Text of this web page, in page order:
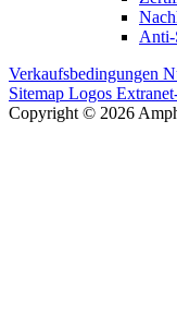
Anti-
Verkaufsbedingungen
Sitemap Logos
Copyright © 2026